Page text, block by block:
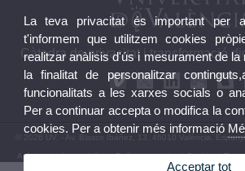
Càtedra de privacitat i transformació
© 2026 UV. - Av. Blasco Ibáñez, 13. 46010 València.
Avís legal|Accessibilitat|Política privacitat|Cookies|
La teva privacitat és important per
t'informem que utilitzem cookies
realitzar anàlisis d'ús i mesurament de la
la finalitat de personalitzar
funcionalitats a les xarxes socials o
Per a continuar accepta o modifica la
cookies. Per a obtenir més informació
Acceptar tot